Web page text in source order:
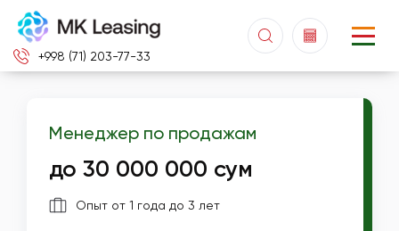
+998 (71) 203-77-33
Менеджер по продажам
до 30 000 000 сум
Опыт от 1 года до 3 лет